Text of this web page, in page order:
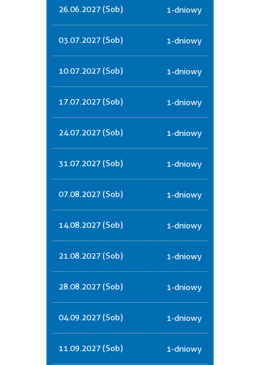
26.06.2027 (Sob) 1-dniowy
03.07.2027 (Sob) 1-dniowy
10.07.2027 (Sob) 1-dniowy
17.07.2027 (Sob) 1-dniowy
24.07.2027 (Sob) 1-dniowy
31.07.2027 (Sob) 1-dniowy
07.08.2027 (Sob) 1-dniowy
14.08.2027 (Sob) 1-dniowy
21.08.2027 (Sob) 1-dniowy
28.08.2027 (Sob) 1-dniowy
04.09.2027 (Sob) 1-dniowy
11.09.2027 (Sob) 1-dniowy